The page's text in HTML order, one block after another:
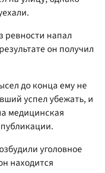
ревности напал
он получил
до конца ему не
успел убежать, и
медицинская
уголовное
находится